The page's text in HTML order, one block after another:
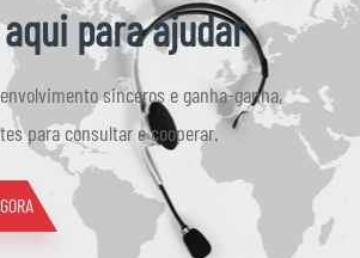
para ajudar
sinceros e ganha-ganha,
para consultar e cooperar.